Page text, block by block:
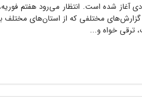
آغاز شده است. انتظار می‌رود هفتم
گزارش‌های مختلفی که از استان‌های
ترقی خواه و...